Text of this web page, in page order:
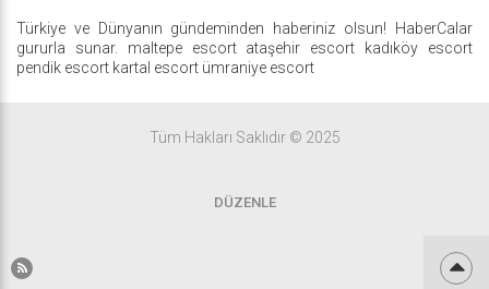
Türkiye ve Dünyanın gündeminden haberiniz olsun! HaberCalar
gururla sunar. maltepe escort ataşehir escort
kadıköy escort
pendik escort kartal escort ümraniye escort
Tüm Hakları Saklıdır © 2025
DÜZENLE